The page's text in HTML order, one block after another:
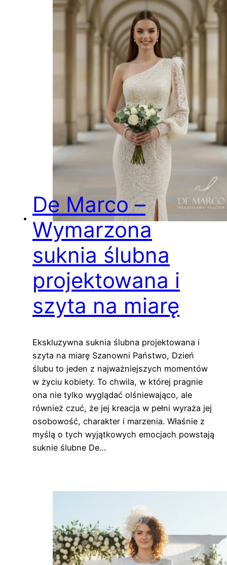
De Marco –
Wymarzona
suknia ślubna
projektowana i
szyta na miarę
Ekskluzywna suknia ślubna projektowana i
szyta na miarę Szanowni Państwo, Dzień
ślubu to jeden z najważniejszych momentów
w życiu kobiety. To chwila, w której pragnie
ona nie tylko wyglądać olśniewająco, ale
również czuć, że jej kreacja w pełni wyraża jej
osobowość, charakter i marzenia. Właśnie z
myślą o tych wyjątkowych emocjach powstają
suknie ślubne De…